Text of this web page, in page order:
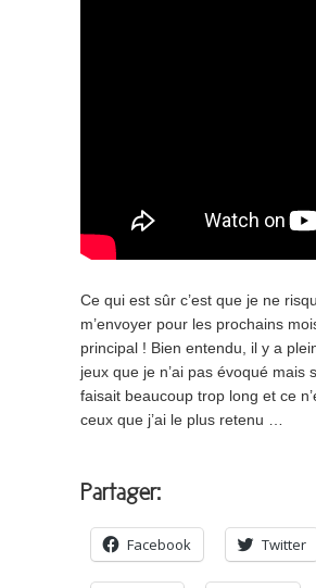
Ce qui est sûr c’est que je ne
m’envoyer pour les prochains
principal ! Bien entendu, il y a
jeux que je n’ai pas évoqué mais
faisait beaucoup trop long et ce
ceux que j’ai le plus retenu …
Partager:
Facebook Twitter